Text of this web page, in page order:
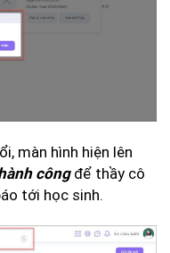
màn hình hiện lên
côngđể thầy cô
tới học sinh.